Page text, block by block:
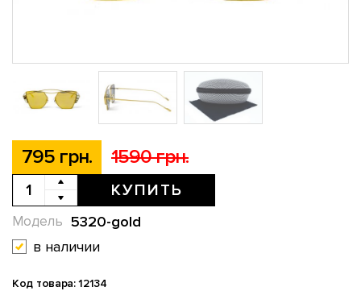
795 грн. 1590 грн.
КУПИТЬ
5320-gold
Модель
в наличии
Код товара: 12134